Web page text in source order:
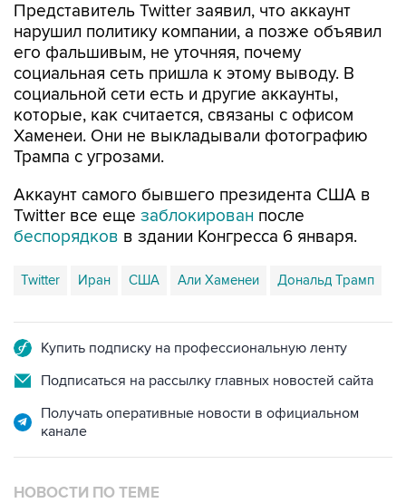
Представитель Twitter заявил, что аккаунт
нарушил политику компании, а позже объявил
его фальшивым, не уточняя, почему
социальная сеть пришла к этому выводу. В
социальной сети есть и другие аккаунты,
которые, как считается, связаны с офисом
Хаменеи. Они не выкладывали фотографию
Трампа с угрозами.
Аккаунт самого бывшего президента США в
Twitter все еще заблокирован после
беспорядков в здании Конгресса 6 января.
Twitter Иран США Али Хаменеи Дональд Трамп
Купить подписку на профессиональную ленту
Подписаться на рассылку главных новостей сайта
Получать оперативные новости в официальном
канале
НОВОСТИ ПО ТЕМЕ